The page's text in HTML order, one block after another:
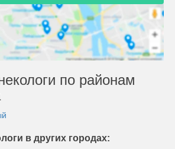
по районам
в других городах: